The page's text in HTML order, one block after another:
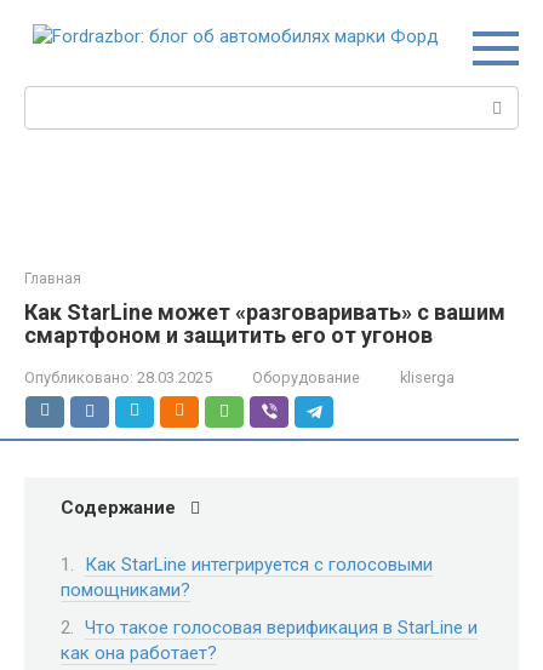
Главная
Как StarLine может «разговаривать» с вашим
смартфоном и защитить его от угонов
Опубликовано: 28.03.2025 Оборудование kliserga
Содержание
Как StarLine интегрируется с голосовыми
помощниками?
Что такое голосовая верификация в StarLine и
как она работает?